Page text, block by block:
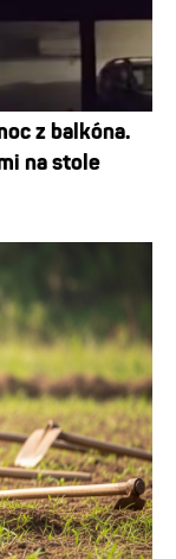
z balkóna.
na stole